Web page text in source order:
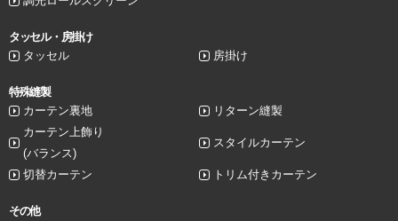
タッセル・房掛け
タッセル
房掛け
特殊縫製
カーテン裏地
リターン縫製
カーテン上飾り
(バランス)
スタイルカーテン
切替カーテン トリム付きカーテン
その他